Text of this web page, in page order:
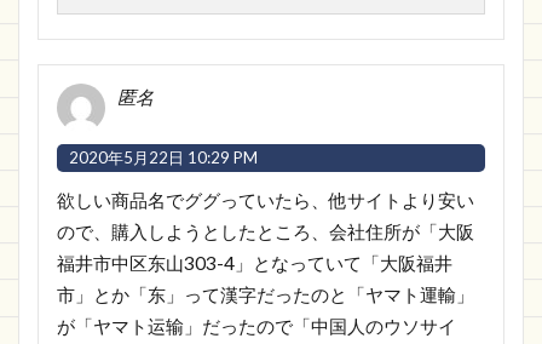
匿名
2020年5月22日 10:29 PM
欲しい商品名でググっていたら、他サイトより安い
ので、購入しようとしたところ、会社住所が「大阪
福井市中区东山303-4」となっていて「大阪福井
市」とか「东」って漢字だったのと「ヤマト運輸」
が「ヤマト运输」だったので「中国人のウソサイ